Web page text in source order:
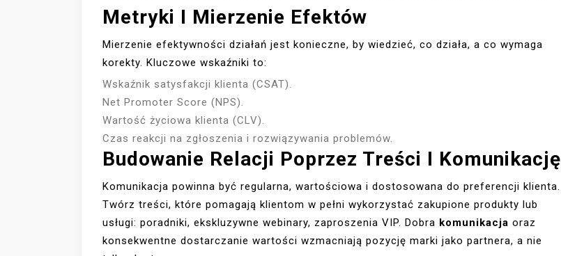
Metryki I Mierzenie Efektów
Mierzenie efektywności działań jest konieczne, by wiedzieć, co działa, a co wymaga
korekty. Kluczowe wskaźniki to:
Wskaźnik satysfakcji klienta (CSAT).
Net Promoter Score (NPS).
Wartość życiowa klienta (CLV).
Czas reakcji na zgłoszenia i rozwiązywania problemów.
Budowanie Relacji Poprzez Treści I Komunikację
Komunikacja powinna być regularna, wartościowa i dostosowana do preferencji klienta.
Twórz treści, które pomagają klientom w pełni wykorzystać zakupione produkty lub
usługi: poradniki, ekskluzywne webinary, zaproszenia VIP. Dobra komunikacja oraz
konsekwentne dostarczanie wartości wzmacniają pozycję marki jako partnera, a nie